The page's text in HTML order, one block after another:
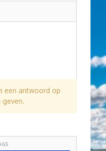
een antwoord op
geven.